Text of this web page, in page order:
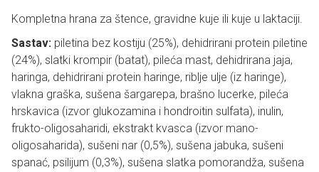
Kompletna hrana za štence, gravidne kuje ili kuje u laktaciji.
Sastav: piletina bez kostiju (25%), dehidrirani protein piletine
(24%), slatki krompir (batat), pileća mast, dehidrirana jaja,
haringa, dehidrirani protein haringe, riblje ulje (iz haringe),
vlakna graška, sušena šargarepa, brašno lucerke, pileća
hrskavica (izvor glukozamina i hondroitin sulfata), inulin,
frukto-oligosaharidi, ekstrakt kvasca (izvor mano-
oligosaharida), sušeni nar (0,5%), sušena jabuka, sušeni
spanać, psilijum (0,3%), sušena slatka pomorandža, sušena